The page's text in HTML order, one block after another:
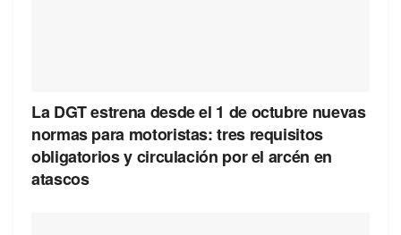
La DGT estrena desde el 1 de octubre nuevas
normas para motoristas: tres requisitos
obligatorios y circulación por el arcén en
atascos